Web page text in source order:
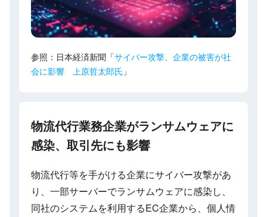
参照：日本経済新聞「サイバー攻撃、企業の被害が社
会に影響 上原哲太郎氏 」
物流代行業務企業がランサムウェアに
感染、取引先にも影響
物流代行等を手がける企業にサイバー攻撃があ
り、一部サーバーでランサムウェアに感染し、
同社のシステムを利用するEC企業から、個人情